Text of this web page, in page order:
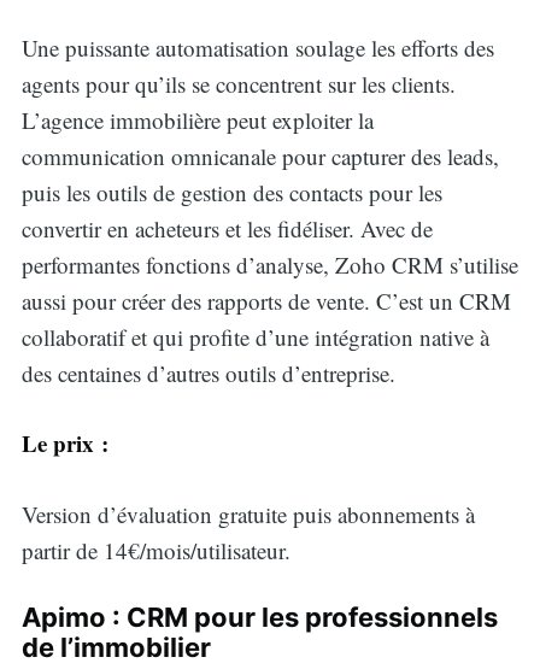
Une puissante automatisation soulage les efforts des
agents pour qu’ils se concentrent sur les clients.
L’agence immobilière peut exploiter la
communication omnicanale pour capturer des leads,
puis les outils de gestion des contacts pour les
convertir en acheteurs et les fidéliser. Avec de
performantes fonctions d’analyse, Zoho CRM s’utilise
aussi pour créer des rapports de vente. C’est un CRM
collaboratif et qui profite d’une intégration native à
des centaines d’autres outils d’entreprise.
Le prix :
Version d’évaluation gratuite puis abonnements à
partir de 14€/mois/utilisateur.
Apimo : CRM pour les professionnels
de l’immobilier